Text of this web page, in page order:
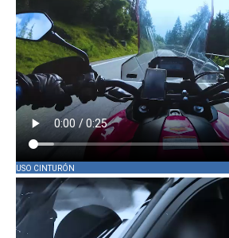
USO CINTURÓN